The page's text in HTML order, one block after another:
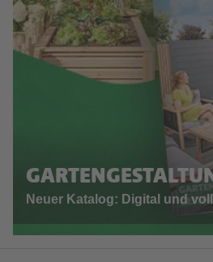
Neuer Katalog: Digital und